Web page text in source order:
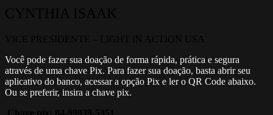
Você pode fazer sua doação de forma rápida, prática e segura
através de uma chave Pix. Para fazer sua doação, basta abrir seu
aplicativo do banco, acessar a opção Pix e ler o QR Code abaixo.
Ou se preferir, insira a chave pix.